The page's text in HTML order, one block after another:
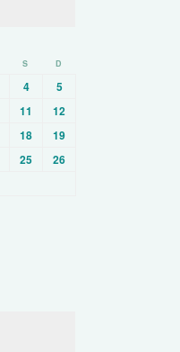
S D
4
5
11
12
18
19
25
26